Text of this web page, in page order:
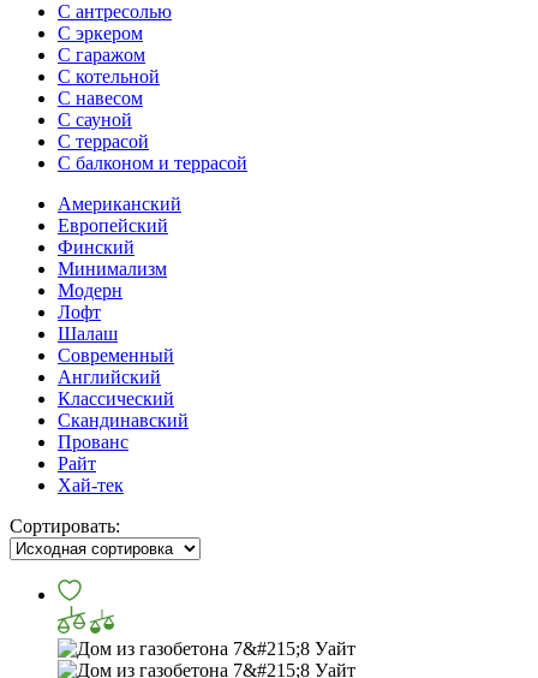
С антресолью
С эркером
С гаражом
С котельной
С навесом
С сауной
С террасой
С балконом и террасой
Американский
Европейский
Финский
Минимализм
Модерн
Лофт
Шалаш
Современный
Английский
Классический
Скандинавский
Прованс
Райт
Хай-тек
Сортировать: